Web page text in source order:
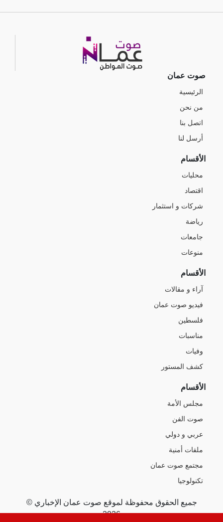
صوت عمان
الرئيسية
من نحن
اتصل بنا
أرسل لنا
الأقسام
محليات
اقتصاد
شركات و استثمار
رياضة
جامعات
منوعات
الأقسام
آراء و مقالات
فيديو صوت عمان
فلسطين
مناسبات
وفيات
كشف المستور
الأقسام
مجلس الأمة
صوت الفن
عربي و دولي
ملفات أمنية
مجتمع صوت عمان
تكنولوجيا
جميع الحقوق محفوظة لموقع صوت عمان الإخباري ©
2026